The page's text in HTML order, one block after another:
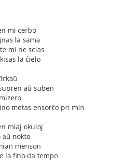
mi cerbo
la sama
mi ne scias
la ĉielo
aŭ suben
metas ensorĉo pri min
miaj okuloj
aŭ nokto
menson
la fino da tempo